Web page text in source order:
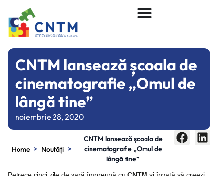
CNTM lansează școala de
cinematografie „Omul de
lângă tine”
noiembrie 28, 2020
Home > Noutăți >
CNTM lansează școala de
cinematografie „Omul de
lângă tine”